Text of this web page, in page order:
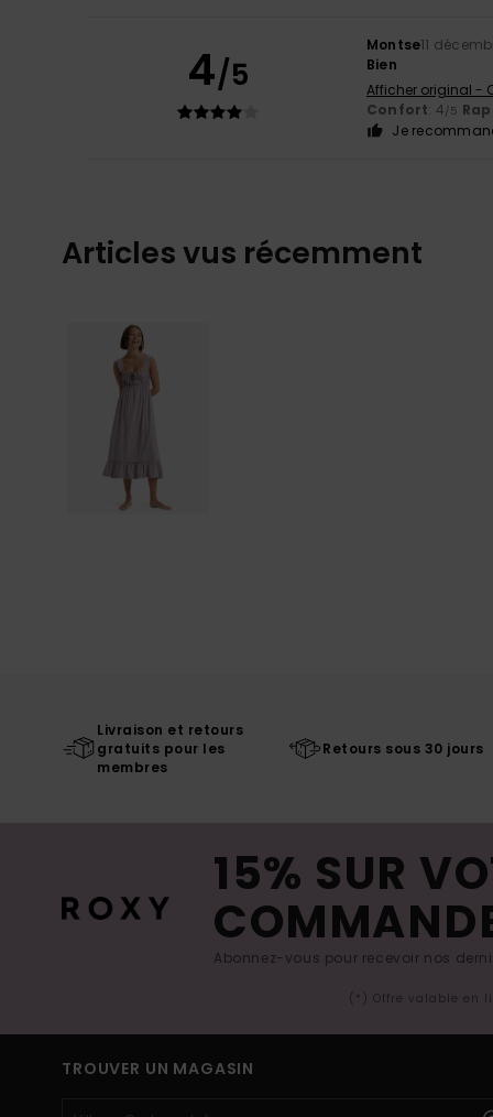
4/5
Montse11
Bien
Afficher original -
Confort: 4/5
Je
Articles vus récemment
Livraison et retours
gratuits pour les
membres
Retours sous 30 jours
15% SUR
Abonnez-vous pour recevoir nos
(*) Offre valable en
TROUVER UN MAGASIN